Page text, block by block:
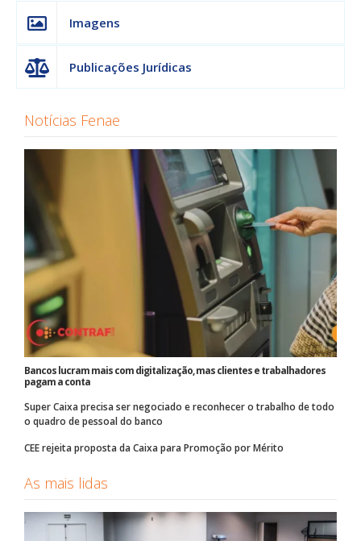
Imagens
Publicações Jurídicas
Notícias Fenae
Bancos lucram mais com digitalização, mas clientes e trabalhadores
pagam a conta
Super Caixa precisa ser negociado e reconhecer o trabalho de todo
o quadro de pessoal do banco
CEE rejeita proposta da Caixa para Promoção por Mérito
As mais lidas